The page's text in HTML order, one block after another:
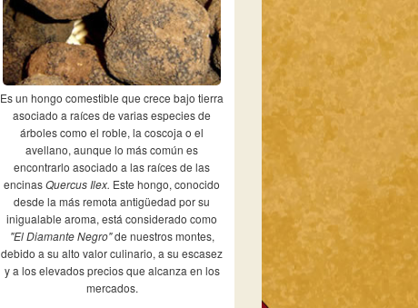
Es un hongo comestible que crece bajo tierra
asociado a raíces de varias especies de
árboles como el roble, la coscoja o el
avellano, aunque lo más común es
encontrarlo asociado a las raíces de las
encinasQuercus Ilex. Este hongo, conocido
desde la más remota antigüedad por su
inigualable aroma, está considerado como
"El Diamante Negro"de nuestros montes,
debido a su alto valor culinario, a su escasez
y a los elevados precios que alcanza en los
mercados.